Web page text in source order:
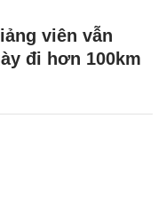
viên vẫn
đi hơn 100km